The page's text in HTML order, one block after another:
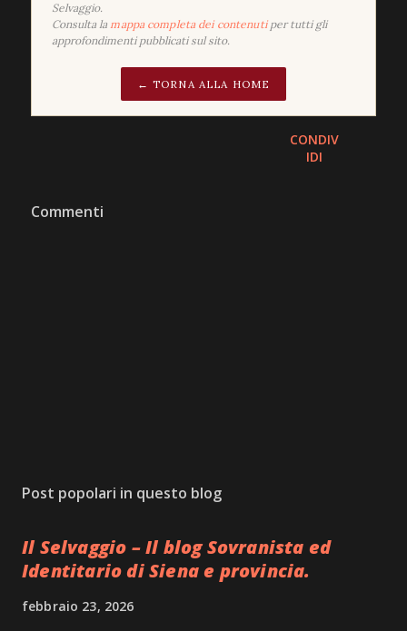
Selvaggio.
Consulta lamappa completa dei contenutiper tutti gli
approfondimenti pubblicati sul sito.
← TORNA ALLA HOME
CONDIV
IDI
Commenti
Post popolari in questo blog
Il Selvaggio – Il blog Sovranista ed
Identitario di Siena e provincia.
febbraio 23, 2026